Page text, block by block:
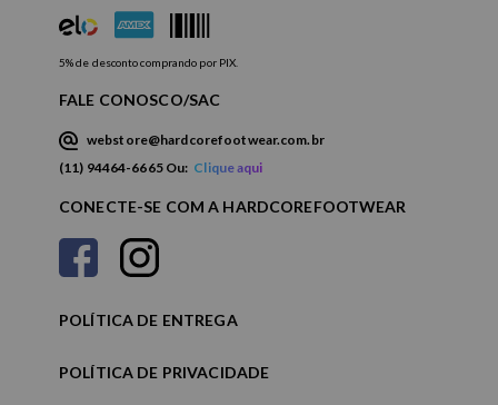
5% de desconto comprando por PIX.
FALE CONOSCO/SAC
webstore@hardcorefootwear.com.br
(11) 94464-6665 Ou: Clique aqui
CONECTE-SE COM A HARDCOREFOOTWEAR
POLÍTICA DE ENTREGA
POLÍTICA DE PRIVACIDADE